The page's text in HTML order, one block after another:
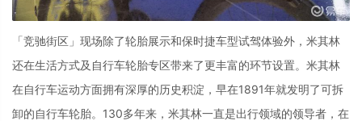
「竞驰街区」现场除了轮胎展示和保时捷车型试驾体验外，米其林
还在生活方式及自行车轮胎专区带来了更丰富的环节设置。米其林
在自行车运动方面拥有深厚的历史积淀，早在1891年就发明了可拆
卸的自行车轮胎。 130多年来，米其林一直是出行领域的领导者，在